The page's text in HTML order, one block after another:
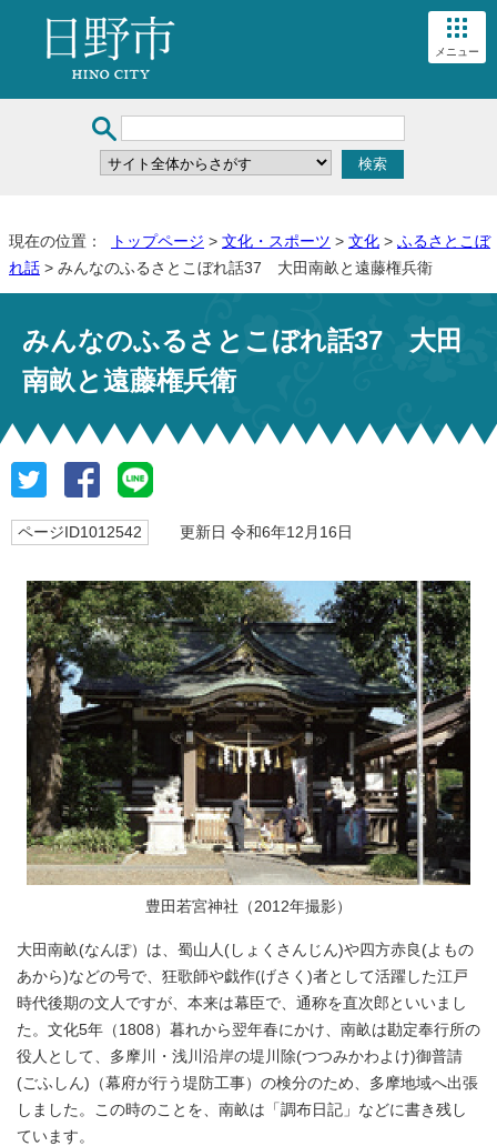
メニュー
現在の位置： トップページ > 文化・スポーツ > 文化 > ふるさとこぼ
れ話 > みんなのふるさとこぼれ話37 大田南畝と遠藤権兵衛
みんなのふるさとこぼれ話37 大田
南畝と遠藤権兵衛
ページID1012542 更新日 令和6年12月16日
豊田若宮神社（2012年撮影）
大田南畝(なんぽ）は、蜀山人(しょくさんじん)や四方赤良(よもの
あから)などの号で、狂歌師や戯作(げさく)者として活躍した江戸
時代後期の文人ですが、本来は幕臣で、通称を直次郎といいまし
た。文化5年（1808）暮れから翌年春にかけ、南畝は勘定奉行所の
役人として、多摩川・浅川沿岸の堤川除(つつみかわよけ)御普請
(ごふしん)（幕府が行う堤防工事）の検分のため、多摩地域へ出張
しました。この時のことを、南畝は「調布日記」などに書き残し
ています。